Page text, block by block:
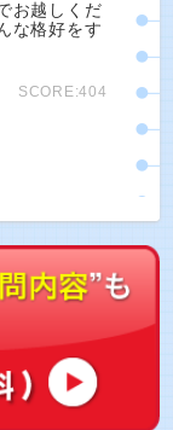
お越しくだ
な格好をす
SCORE:404